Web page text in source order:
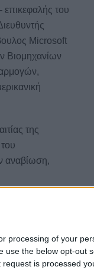
processing of your
use the below opt-out
is processed
του
Microsoft
Βιομηχανίων
της
αναβίωση,